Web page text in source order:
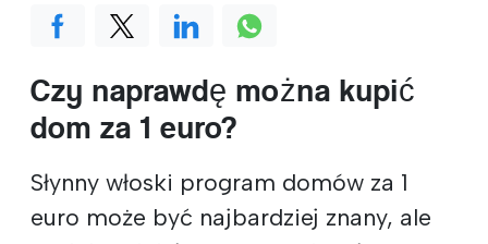
Czy naprawdę można kupić
dom za 1 euro?
Słynny włoski program domów za 1
euro może być najbardziej znany, ale